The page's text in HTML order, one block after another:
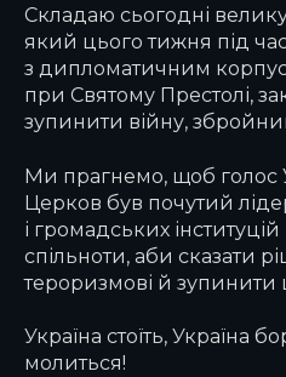
Складаю сьогодні
який цього тижня під час
з дипломатичним
при Святому Престолі,
зупинити війну,
Ми прагнемо, щоб голос
Церков був почутий
і громадських
спільноти, аби сказати
тероризмові й зупинити
Україна стоїть, Україна
молиться!